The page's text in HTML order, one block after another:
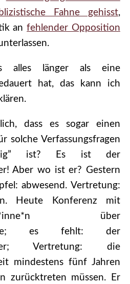
Fahne gehisst,
anfehlender Opposition
alles länger als eine
hat, das kann ich
dass es sogar einen
solche Verfassungsfragen
ist? Es ist der
Aber wo ist er? Gestern
abwesend. Vertretung:
Heute Konferenz mit
über
es fehlt: der
Vertretung: die
mindestens fünf Jahren
zurücktreten müssen. Er